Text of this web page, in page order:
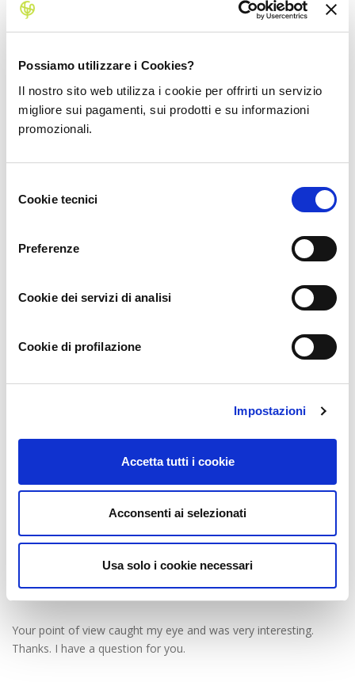
Possiamo utilizzare i Cookies?
Il nostro sito web utilizza i cookie per offrirti un servizio
migliore sui pagamenti, sui prodotti e su informazioni
promozionali.
delCookie tecnici
Preferenze
Cookie dei servizi di analisi
Cookie di profilazione
Impostazioni
Accetta tutti i cookie
Acconsenti ai selezionati
Usa solo i cookie necessari
www.binance.com 1 year ago
blog is very good.
Can you be more specific about the content of your article?
I don’t think the title of your article matches the content lol. Just
article.
Anonimo 1 year ago
Your point of view caught my eye and was very interesting.
Thanks. I have a question for you.